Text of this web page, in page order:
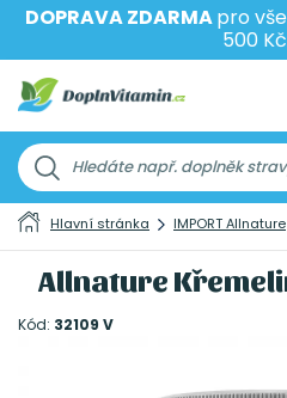
DOPRAVA ZDARMApro
500
Hlavní stránka IMPORT Allnature
Allnature
Kód: 32109 V